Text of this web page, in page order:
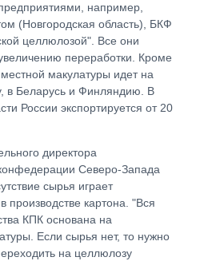
например,
(Новгородская область), БКФ
целлюлозой". Все они
переработки. Кроме
макулатуры идет на
в Беларусь и Финляндию. В
России экспортируется от 20
директора
Северо-Запада
сырья играет
картона. "Вся
КПК основана на
Если сырья нет, то нужно
на целлюлозу